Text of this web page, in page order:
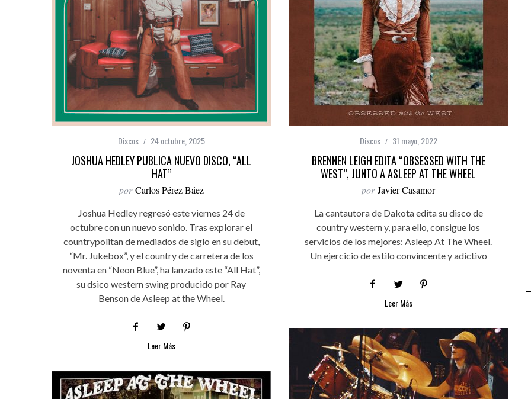
Discos 24 octubre, 2025
JOSHUA HEDLEY PUBLICA NUEVO DISCO, “ALL
HAT”
por Carlos Pérez Báez
Joshua Hedley regresó este viernes 24 de
octubre con un nuevo sonido. Tras explorar el
countrypolitan de mediados de siglo en su debut,
“Mr. Jukebox”, y el country de carretera de los
noventa en “Neon Blue”, ha lanzado este “All Hat”,
su dsico western swing producido por Ray
Benson de Asleep at the Wheel.
Leer Más
Discos 31 mayo, 2022
BRENNEN LEIGH EDITA “OBSESSED WITH THE
WEST”, JUNTO A ASLEEP AT THE WHEEL
por Javier Casamor
La cantautora de Dakota edita su disco de
country western y, para ello, consigue los
servicios de los mejores: Asleep At The Wheel.
Un ejercicio de estilo convincente y adictivo
Leer Más